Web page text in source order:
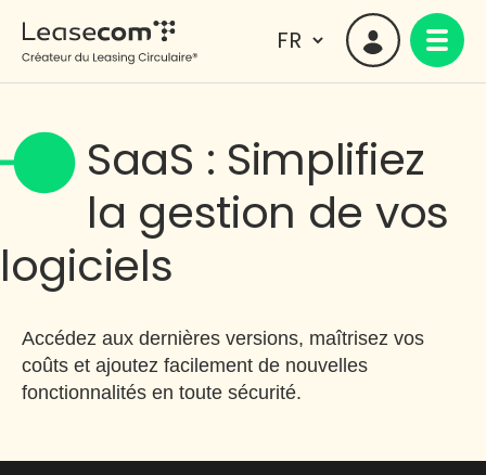
SaaS : Simplifiez
la gestion de vos
logiciels
Accédez aux dernières versions, maîtrisez vos
coûts et ajoutez facilement de nouvelles
fonctionnalités en toute sécurité.